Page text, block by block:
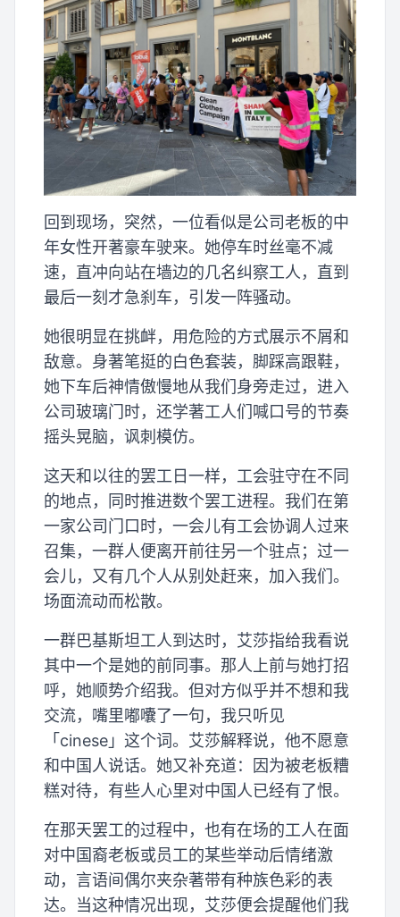
回到现场，突然，一位看似是公司老板的中
年女性开著豪车驶来。她停车时丝毫不减
速，直冲向站在墙边的几名纠察工人，直到
最后一刻才急刹车，引发一阵骚动。
她很明显在挑衅，用危险的方式展示不屑和
敌意。身著笔挺的白色套装，脚踩高跟鞋，
她下车后神情傲慢地从我们身旁走过，进入
公司玻璃门时，还学著工人们喊口号的节奏
摇头晃脑，讽刺模仿。
这天和以往的罢工日一样，工会驻守在不同
的地点，同时推进数个罢工进程。我们在第
一家公司门口时，一会儿有工会协调人过来
召集，一群人便离开前往另一个驻点；过一
会儿，又有几个人从别处赶来，加入我们。
场面流动而松散。
一群巴基斯坦工人到达时，艾莎指给我看说
其中一个是她的前同事。那人上前与她打招
呼，她顺势介绍我。但对方似乎并不想和我
交流，嘴里嘟囔了一句，我只听见
「cinese」这个词。艾莎解释说，他不愿意
和中国人说话。她又补充道：因为被老板糟
糕对待，有些人心里对中国人已经有了恨。
在那天罢工的过程中，也有在场的工人在面
对中国裔老板或员工的某些举动后情绪激
动，言语间偶尔夹杂著带有种族色彩的表
达。当这种情况出现，艾莎便会提醒他们我